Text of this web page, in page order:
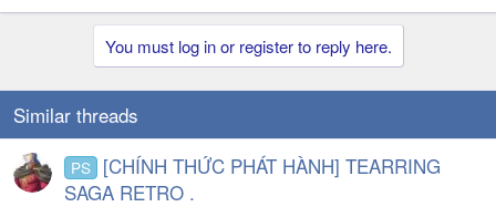
You must log in or register to reply here.
Similar threads
PS
[CHÍNH THỨC PHÁT HÀNH] TEARRING
SAGA RETRO .